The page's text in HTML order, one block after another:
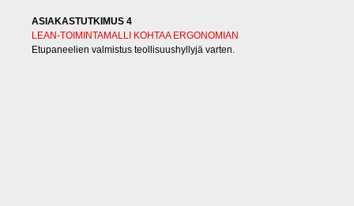
ASIAKASTUTKIMUS 4
LEAN-TOIMINTAMALLI KOHTAA ERGONOMIAN
Etupaneelien valmistus teollisuushyllyjä varten.